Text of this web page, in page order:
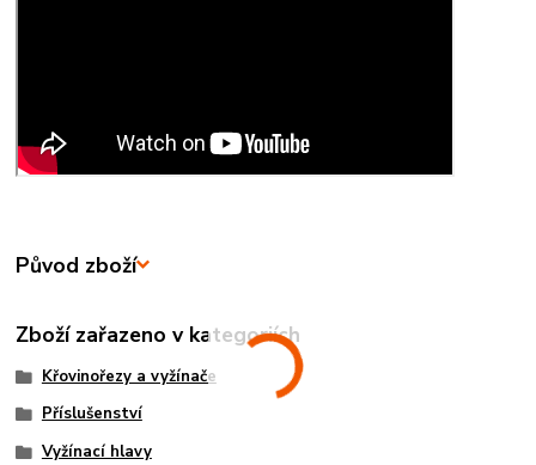
Původ zboží
Zboží zařazeno v kategoriích
Křovinořezy a vyžínače
Příslušenství
Vyžínací hlavy